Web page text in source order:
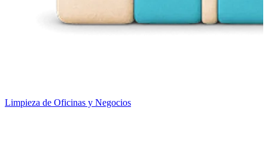
Limpieza de Oficinas y Negocios